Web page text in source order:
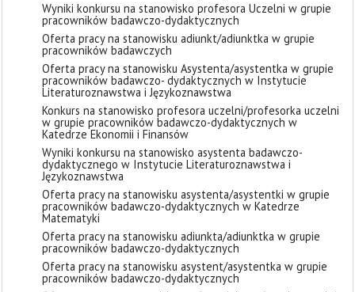
Wyniki konkursu na stanowisko profesora Uczelni w grupie
pracowników badawczo-dydaktycznych
Oferta pracy na stanowisku adiunkt/adiunktka w grupie
pracowników badawczych
Oferta pracy na stanowisku Asystenta/asystentka w grupie
pracowników badawczo- dydaktycznych w Instytucie
Literaturoznawstwa i Językoznawstwa
Konkurs na stanowisko profesora uczelni/profesorka uczelni
w grupie pracowników badawczo-dydaktycznych w
Katedrze Ekonomii i Finansów
Wyniki konkursu na stanowisko asystenta badawczo-
dydaktycznego w Instytucie Literaturoznawstwa i
Językoznawstwa
Oferta pracy na stanowisku asystenta/asystentki w grupie
pracowników badawczo-dydaktycznych w Katedrze
Matematyki
Oferta pracy na stanowisku adiunkta/adiunktka w grupie
pracowników badawczo-dydaktycznych
Oferta pracy na stanowisku asystent/asystentka w grupie
pracowników badawczo-dydaktycznych